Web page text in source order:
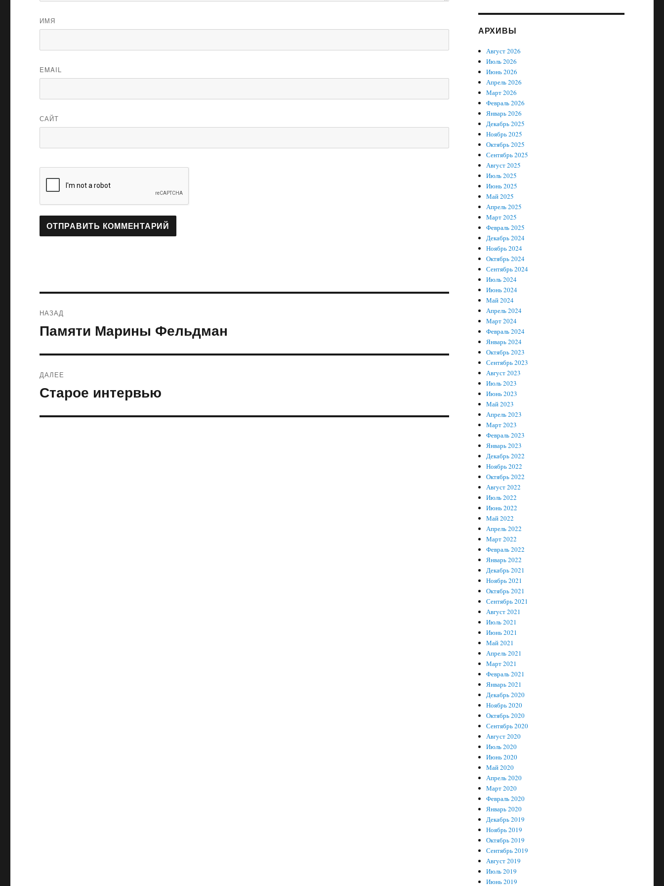
ИМЯ
EMAIL
САЙТ
по
НАЗАД
Предыдущая
Памяти Марины Фельдман
ДАЛЕЕ
Следующая
запись:
Старое интервью
АРХИВЫ
Август 2026
Июль 2026
Июнь 2026
Апрель 2026
Март 2026
Февраль 2026
Январь 2026
Декабрь 2025
Ноябрь 2025
Октябрь 2025
Сентябрь 2025
Август 2025
Июль 2025
Июнь 2025
Май 2025
Апрель 2025
Март 2025
Февраль 2025
Декабрь 2024
Ноябрь 2024
Октябрь 2024
Сентябрь 2024
Июль 2024
Июнь 2024
Май 2024
Апрель 2024
Март 2024
Февраль 2024
Январь 2024
Октябрь 2023
Сентябрь 2023
Август 2023
Июль 2023
Июнь 2023
Май 2023
Апрель 2023
Март 2023
Февраль 2023
Январь 2023
Декабрь 2022
Ноябрь 2022
Октябрь 2022
Август 2022
Июль 2022
Июнь 2022
Май 2022
Апрель 2022
Март 2022
Февраль 2022
Январь 2022
Декабрь 2021
Ноябрь 2021
Октябрь 2021
Сентябрь 2021
Август 2021
Июль 2021
Июнь 2021
Май 2021
Апрель 2021
Март 2021
Февраль 2021
Январь 2021
Декабрь 2020
Ноябрь 2020
Октябрь 2020
Сентябрь 2020
Август 2020
Июль 2020
Июнь 2020
Май 2020
Апрель 2020
Март 2020
Февраль 2020
Январь 2020
Декабрь 2019
Ноябрь 2019
Октябрь 2019
Сентябрь 2019
Август 2019
Июль 2019
Июнь 2019